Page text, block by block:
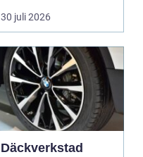
uppstår ofta...
30 juli 2026
Däckverkstad